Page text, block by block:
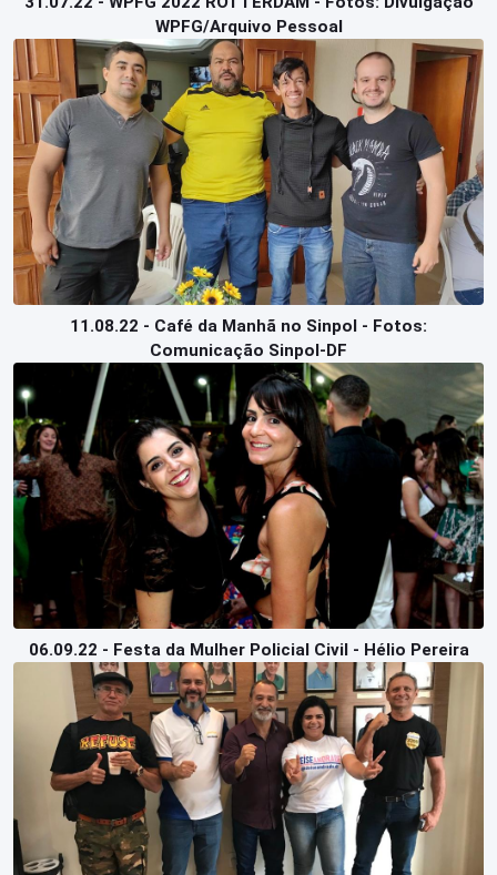
WPFG/Arquivo Pessoal
11.08.22 - Café da Manhã no Sinpol - Fotos:
Comunicação Sinpol-DF
06.09.22 - Festa da Mulher Policial Civil - Hélio Pereira